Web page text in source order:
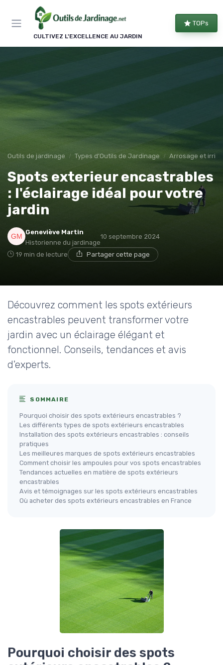
CULTIVEZ L'EXCELLENCE AU JARDIN
TOPs
Outils de jardinage Types d'Outils de Jardinage Arrosage et
Spots exterieur encastrables
: l'éclairage idéal pour votre
jardin
Geneviève Martin
Historienne du jardinage
10 septembre 2024
19 min de lecture Partager cette page
Découvrez comment les spots extérieurs
encastrables peuvent transformer votre
jardin avec un éclairage élégant et
fonctionnel. Conseils, tendances et avis
d'experts.
SOMMAIRE
Pourquoi choisir des spots extérieurs encastrables ?
Les différents types de spots extérieurs encastrables
Installation des spots extérieurs encastrables : conseils
pratiques
Les meilleures marques de spots extérieurs encastrables
Comment choisir les ampoules pour vos spots encastrables
Tendances actuelles en matière de spots extérieurs
encastrables
Avis et témoignages sur les spots extérieurs encastrables
Où acheter des spots extérieurs encastrables en France
Pourquoi choisir des spots
Panneau de gestion des cookies